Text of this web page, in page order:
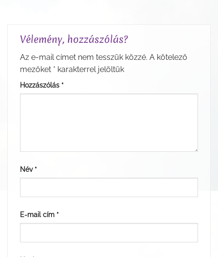
Vélemény, hozzászólás?
Az e-mail címet nem tesszük közzé. A kötelező
mezőket * karakterrel jelöltük
Hozzászólás *
Név *
E-mail cím *